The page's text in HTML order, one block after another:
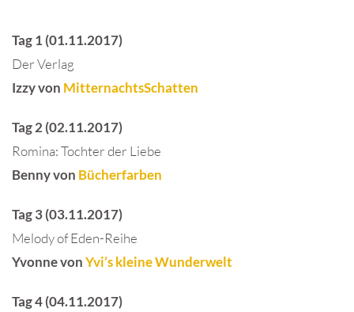
Tag 1 (01.11.2017)
Der Verlag
Izzy von MitternachtsSchatten
Tag 2 (02.11.2017)
Romina: Tochter der Liebe
Benny von Bücherfarben
Tag 3 (03.11.2017)
Melody of Eden-Reihe
Yvonne vonYvi’s kleine Wunderwelt
Tag 4 (04.11.2017)